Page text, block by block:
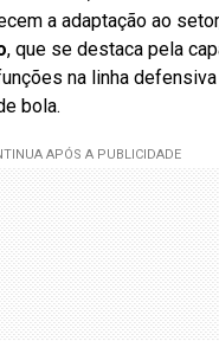
a adaptação ao
, que se destaca pela
na linha
bola.